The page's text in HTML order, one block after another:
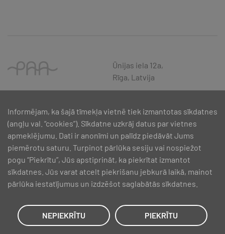
Ūnijas iela 12a,
Rīga, Latvija
saņemšanu pasākuma “Atbalsts MVU inovatīvas uzņēmējdarbības
attīstībai”, ko līdzfinansē Eiropas Reģionālās attīstības fonds.
Informējam, ka šajā tīmekļa vietnē tiek izmantotas sīkdatnes
(angļu val. “cookies”). Sīkdatne uzkrāj datus par vietnes
apmeklējumu. Dati ir anonīmi un palīdz piedāvāt Jums
piemērotu saturu. Turpinot pārlūka sesiju vai nospiežot
pogu “Piekrītu”, Jūs apstiprināt, ka piekrītat izmantot
sīkdatnes. Jūs varat atcelt piekrišanu jebkurā laikā, mainot
pārlūka iestatījumus un izdzēšot saglabātās sīkdatnes.
NEPIEKRĪTU PIEKRĪTU